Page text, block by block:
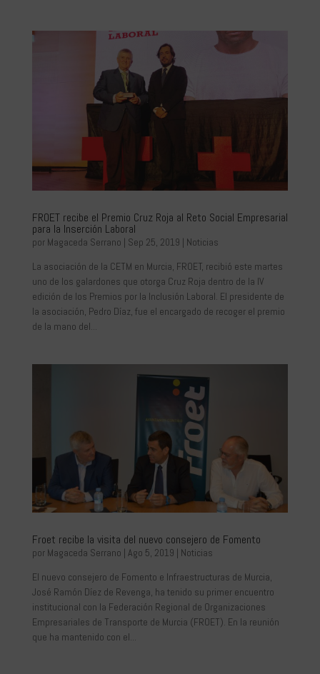
FROET recibe el Premio Cruz Roja al Reto Social Empresarial
para la Inserción Laboral
por Magaceda Serrano | Sep 25, 2019 | Noticias
La asociación de la CETM en Murcia, FROET, recibió este martes
uno de los galardones que otorga Cruz Roja dentro de la IV
edición de los Premios por la Inclusión Laboral. El presidente de
la asociación, Pedro Díaz, fue el encargado de recoger el premio
de la mano del...
Froet recibe la visita del nuevo consejero de Fomento
por Magaceda Serrano | Ago 5, 2019 | Noticias
El nuevo consejero de Fomento e Infraestructuras de Murcia,
José Ramón Díez de Revenga, ha tenido su primer encuentro
institucional con la Federación Regional de Organizaciones
Empresariales de Transporte de Murcia (FROET). En la reunión
que ha mantenido con el...